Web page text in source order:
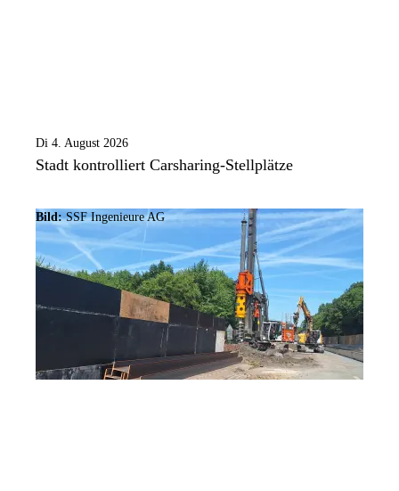
Di 4. August 2026
Stadt kontrolliert Carsharing-Stellplätze
Bild: SSF Ingenieure AG